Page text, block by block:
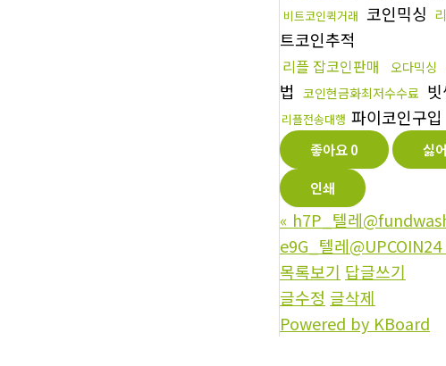
비트코인퀵거래 코인믹싱
트코인추적
리플 잡코인판매 오다믹싱
법 코인현금화최저수수료
리플전송대행 파이코인구입
좋아요0 싫
인쇄
« h7P_텔레
e9G_텔레
목록보기 답글쓰기
글수정 글삭제
Powered by KBoard